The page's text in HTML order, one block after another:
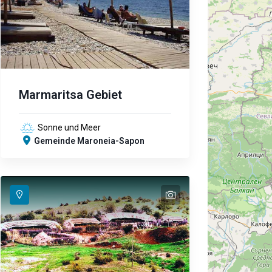
Marmaritsa Gebiet
Sonne und Meer
Gemeinde Maroneia-Sapon
text